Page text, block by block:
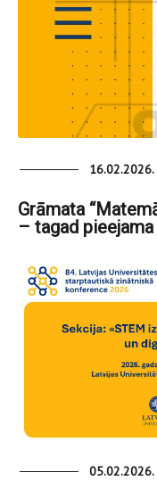
16.02.2026.
Grāmata
– tagad
05.02.2026.